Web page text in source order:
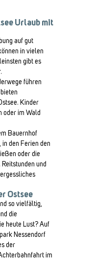
Urlaub mit
auf gut
in vielen
gibt es
führen
Kinder
oder im Wald
Bauernhof
den Ferien den
oder die
und
Ostsee
so vielfältig,
die
heute Lust? Auf
Nessendorf
der
im